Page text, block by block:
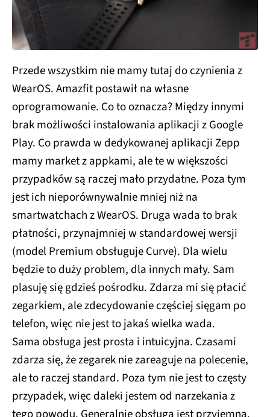
Przede wszystkim nie mamy tutaj do czynienia z
WearOS. Amazfit postawił na własne
oprogramowanie. Co to oznacza? Między innymi
brak możliwości instalowania aplikacji z Google
Play. Co prawda w dedykowanej aplikacji Zepp
mamy market z appkami, ale te w większości
przypadków są raczej mało przydatne. Poza tym
jest ich nieporównywalnie mniej niż na
smartwatchach z WearOS. Druga wada to brak
płatności, przynajmniej w standardowej wersji
(model Premium obsługuje Curve). Dla wielu
będzie to duży problem, dla innych mały. Sam
plasuję się gdzieś pośrodku. Zdarza mi się płacić
zegarkiem, ale zdecydowanie częściej sięgam po
telefon, więc nie jest to jakaś wielka wada.
Sama obsługa jest prosta i intuicyjna. Czasami
zdarza się, że zegarek nie zareaguje na polecenie,
ale to raczej standard. Poza tym nie jest to częsty
przypadek, więc daleki jestem od narzekania z